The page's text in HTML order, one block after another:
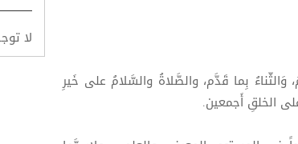
بِما قَدَّم، والصَّلاةُ والسَّلامُ على خَيرِ
الخلقِ أَجمعين.
لا